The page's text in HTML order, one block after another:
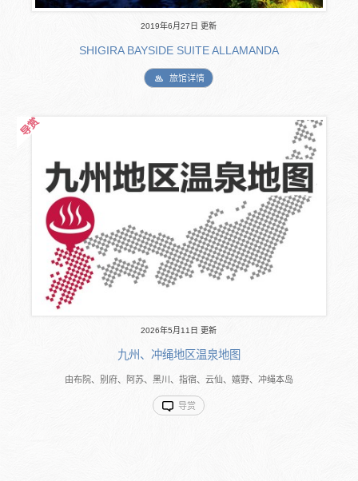
2019年6月27日 更新
SHIGIRA BAYSIDE SUITE ALLAMANDA
旅馆详情
2026年5月11日 更新
九州、冲绳地区温泉地图
由布院、别府、阿苏、黑川、指宿、云仙、嬉野、冲绳本岛
导赏